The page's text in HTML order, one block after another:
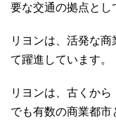
要な交通の拠点とし
リヨンは、活発な
て躍進しています。
リヨンは、古くか
でも有数の商業都市